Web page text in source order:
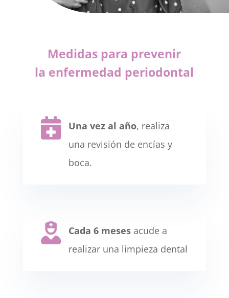
Medidas para prevenir
la enfermedad periodontal
 Una vez al año, realiza
una revisión de encías y
boca.
 Cada 6 mesesacude a
realizar una limpieza dental